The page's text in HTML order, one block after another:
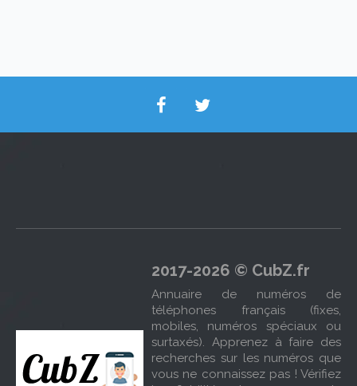
2017-2026 © CubZ.fr
Annuaire de numéros de
téléphones français (fixes,
mobiles, numéros spéciaux ou
surtaxés). Apprenez à faire des
recherches sur les numéros que
vous ne connaissez pas ! Vérifiez